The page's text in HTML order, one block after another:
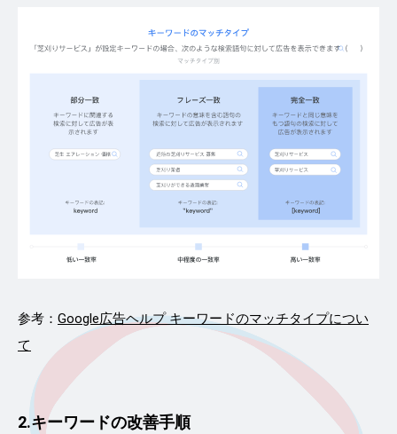
参考： Google広告ヘルプ キーワードのマッチタイプについ
て
2.キーワードの改善手順